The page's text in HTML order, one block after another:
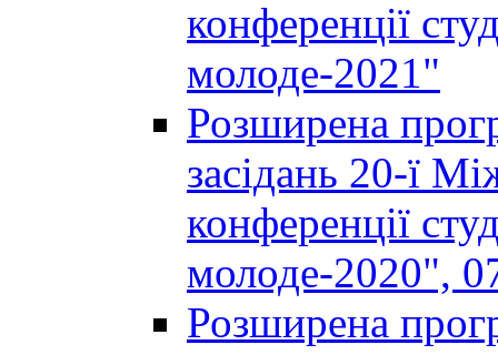
конференції
молоде-2021"
Розширена
засідань 20-ї
конференції
молоде-2020",
Розширена